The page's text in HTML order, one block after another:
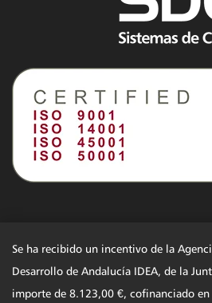
Se ha recibido un incentivo de la
Desarrollo de Andalucía IDEA, de la
importe de 8.123,00 €, cofinanciado